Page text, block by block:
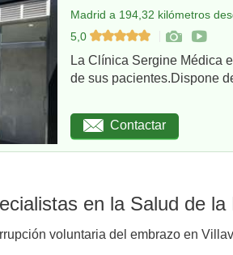
Madrid a 194,32 kilómetros
5,0
La Clínica Sergine Médica
de sus pacientes.Dispone
Contactar
en la Salud de
voluntaria del embrazo en